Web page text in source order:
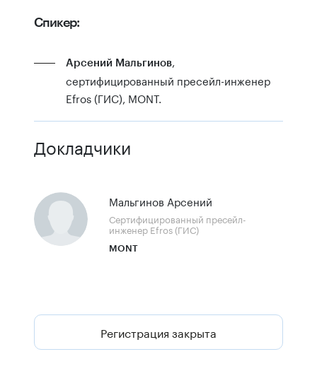
Спикер:
Арсений Мальгинов,
сертифицированный пресейл-инженер
Efros (ГИС), MONT.
Докладчики
Мальгинов Арсений
Сертифицированный пресейл-
инженер Efros (ГИС)
MONT
Регистрация закрыта